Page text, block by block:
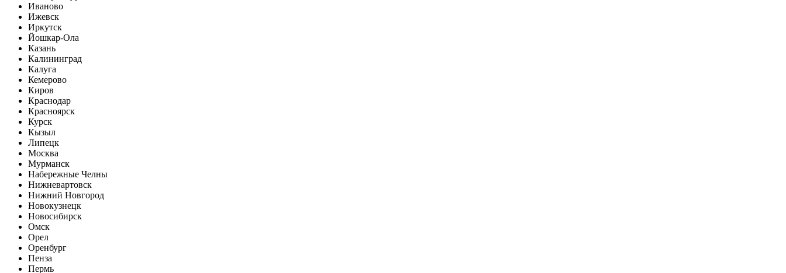
Иваново
Ижевск
Иркутск
Йошкар-Ола
Казань
Калининград
Калуга
Кемерово
Киров
Краснодар
Красноярск
Курск
Кызыл
Липецк
Москва
Мурманск
Набережные Челны
Нижневартовск
Нижний Новгород
Новокузнецк
Новосибирск
Омск
Орел
Оренбург
Пенза
Пермь